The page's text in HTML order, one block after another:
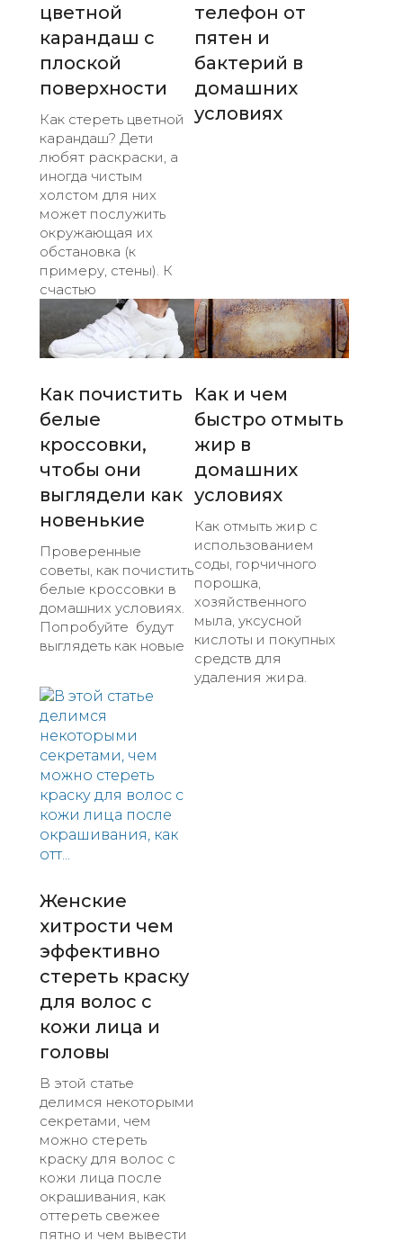
цветной
карандаш с
плоской
поверхности
Как стереть цветной
карандаш? Дети
любят раскраски, а
иногда чистым
холстом для них
может послужить
окружающая их
обстановка (к
примеру, стены). К
счастью
телефон от
пятен и
бактерий в
домашних
условиях
Как почистить
белые
кроссовки,
чтобы они
выглядели как
новенькие
Проверенные
советы, как почистить
белые кроссовки в
домашних условиях.
Попробуйте будут
выглядеть как новые
Как и чем
быстро отмыть
жир в
домашних
условиях
Как отмыть жир с
использованием
соды, горчичного
порошка,
хозяйственного
мыла, уксусной
кислоты и покупных
средств для
удаления жира.
Женские
хитрости чем
эффективно
стереть краску
для волос с
кожи лица и
головы
В этой статье
делимся некоторыми
секретами, чем
можно стереть
краску для волос с
кожи лица после
окрашивания, как
оттереть свежее
пятно и чем вывести